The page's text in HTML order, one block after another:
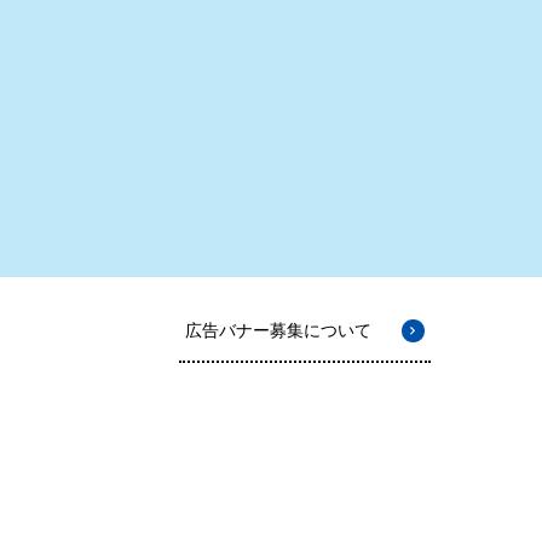
広告バナー募集について